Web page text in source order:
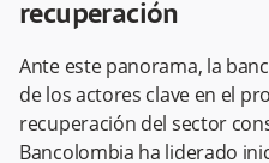
recuperación
Ante este panorama, la
de los actores clave en el
recuperación del sector
Bancolombia ha liderado